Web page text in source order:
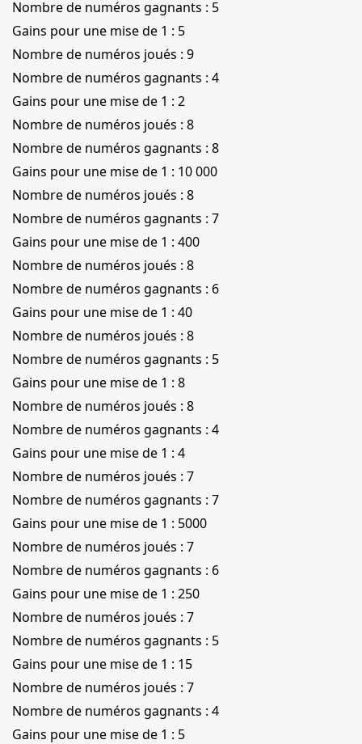
Nombre de numéros gagnants : 5
Gains pour une mise de 1 : 5
Nombre de numéros joués : 9
Nombre de numéros gagnants : 4
Gains pour une mise de 1 : 2
Nombre de numéros joués : 8
Nombre de numéros gagnants : 8
Gains pour une mise de 1 : 10 000
Nombre de numéros joués : 8
Nombre de numéros gagnants : 7
Gains pour une mise de 1 : 400
Nombre de numéros joués : 8
Nombre de numéros gagnants : 6
Gains pour une mise de 1 : 40
Nombre de numéros joués : 8
Nombre de numéros gagnants : 5
Gains pour une mise de 1 : 8
Nombre de numéros joués : 8
Nombre de numéros gagnants : 4
Gains pour une mise de 1 : 4
Nombre de numéros joués : 7
Nombre de numéros gagnants : 7
Gains pour une mise de 1 : 5000
Nombre de numéros joués : 7
Nombre de numéros gagnants : 6
Gains pour une mise de 1 : 250
Nombre de numéros joués : 7
Nombre de numéros gagnants : 5
Gains pour une mise de 1 : 15
Nombre de numéros joués : 7
Nombre de numéros gagnants : 4
Gains pour une mise de 1 : 5